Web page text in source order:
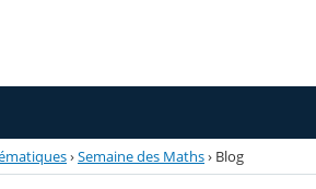
›Semaine des Maths› Blog